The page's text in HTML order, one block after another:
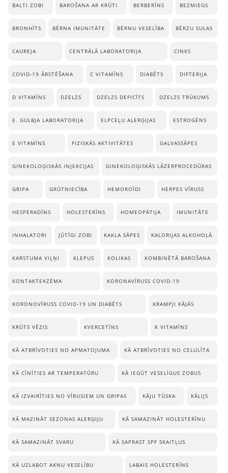
BALTI ZOBI BAROŠANA AR KRŪTI BERBERĪNS BEZMIEGS
BRONHĪTS BĒRNA IMUNITĀTE BĒRNU VESELĪBA BĒRZU SULAS
CAUREJA CENTRĀLĀ LABORATORIJA CINKS
COVID-19 ĀRSTĒŠANA C VITAMĪNS DIABĒTS DIFTERIJA
D VITAMĪNS DZELZS DZELZS DEFICĪTS DZELZS TRŪKUMS
E. GULBJA LABORATORIJA ELPCEĻU ALERĢIJAS ESTROGĒNS
E VITAMĪNS FIZISKĀS AKTIVITĀTES GALVASSĀPES
GINEKOLOĢISKĀS INJEKCIJAS GINEKOLOĢISKĀS LĀZERPROCEDŪRAS
GRIPA GRŪTNIECĪBA HEMOROĪDI HERPES VĪRUSS
HESPERADĪNS HOLESTERĪNS HOMEOPĀTIJA IMUNITĀTE
INHALATORI JŪTĪGI ZOBI KAKLA SĀPES KALORIJAS ALKOHOLĀ
KARSTUMA VIĻŅI KLEPUS KOLIKAS KOMBINĒTĀ BAROŠANA
KONTAKTEKZĒMA KORONAVĪRUSS COVID-19
KORONOVĪRUSS COVID-19 UN DIABĒTS KRAMPJI KĀJĀS
KRŪTS VĒZIS KVERCETĪNS K VITAMĪNS
KĀ ATBRĪVOTIES NO APMATOJUMA KĀ ATBRĪVOTIES NO CELULĪTA
KĀ CĪNĪTIES AR TEMPERATŪRU KĀ IEGŪT VESELĪGUS ZOBUS
KĀ IZVAIRĪTIES NO VĪRUSIEM UN GRIPAS KĀJU TŪSKA KĀLIJS
KĀ MAZINĀT SEZONAS ALERĢIJU KĀ SAMAZINĀT HOLESTERĪNU
KĀ SAMAZINĀT SVARU KĀ SAPRAST SPF SKAITĻUS
KĀ UZLABOT AKNU VESELĪBU LABAIS HOLESTERĪNS